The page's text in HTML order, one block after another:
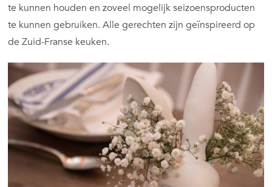
te kunnen houden en zoveel mogelijk seizoensproducten
te kunnen gebruiken. Alle gerechten zijn geïnspireerd op
de Zuid-Franse keuken.